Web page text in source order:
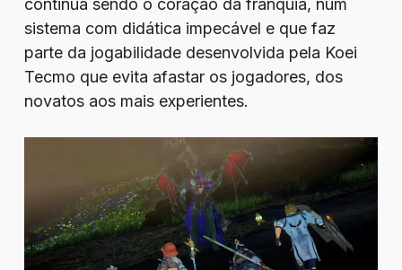
sistema com didática impecável e que faz
parte da jogabilidade desenvolvida pela Koei
Tecmo que evita afastar os jogadores, dos
novatos aos mais experientes.